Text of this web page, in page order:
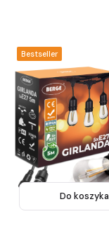
Bestseller
Do koszyka